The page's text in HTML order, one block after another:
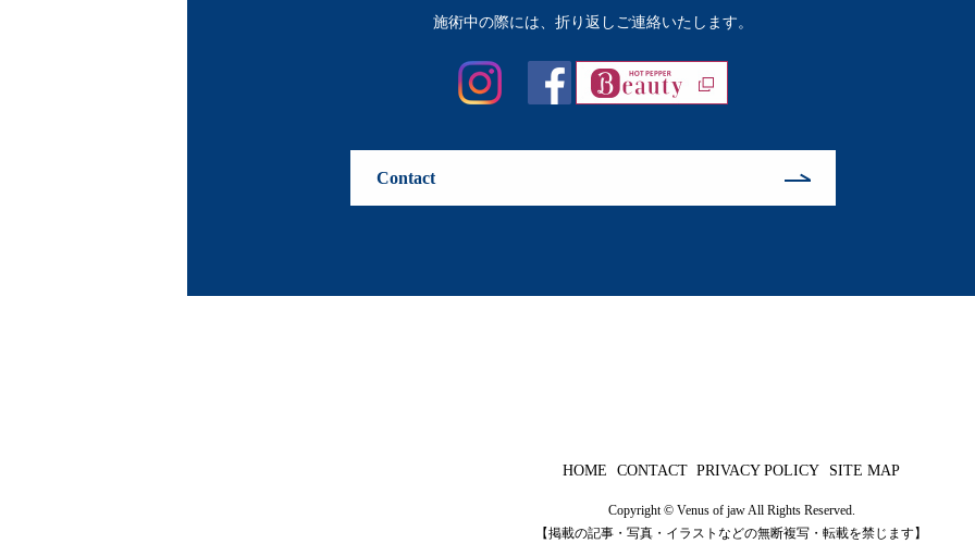
施術中の際には、折り返しご連絡いたします。
Contact
HOME CONTACT PRIVACY POLICY SITE MAP
Copyright © Venus of jaw All Rights Reserved.
【掲載の記事・写真・イラストなどの無断複写・転載を禁じます】